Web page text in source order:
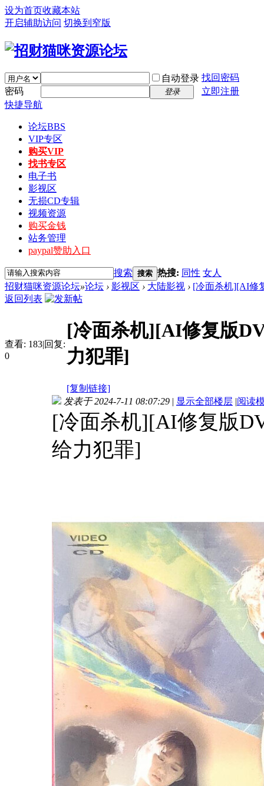
设为首页收藏本站
开启辅助访问 切换到窄版
自动登录 找回密码
密码
登录
立即注册
快捷导航
论坛BBS
VIP专区
购买VIP
找书专区
电子书
影视区
无损CD专辑
视频资源
购买金钱
站务管理
paypal赞助入口
搜索 搜索 热搜: 同性 女人
招财猫咪资源论坛»论坛 › 影视区 › 大陆影视 › [冷面杀机][AI修
返回列表
查看: 183|回复:
0
[冷面杀机][AI修复版
力犯罪]
[复制链接]
发表于 2024-7-11 08:07:29 | 显示全部楼层 |阅读
[冷面杀机][AI修复版
给力犯罪]